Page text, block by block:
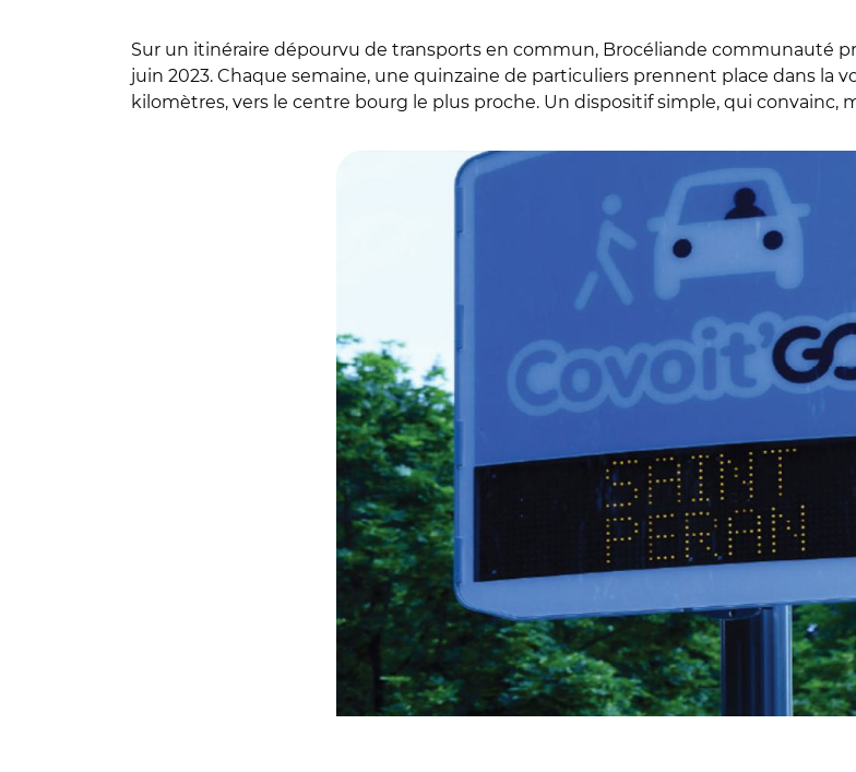
Sur un itinéraire dépourvu de transports en commun, Brocéliande communauté
juin 2023. Chaque semaine, une quinzaine de particuliers prennent place dans la
kilomètres, vers le centre bourg le plus proche. Un dispositif simple, qui convainc,